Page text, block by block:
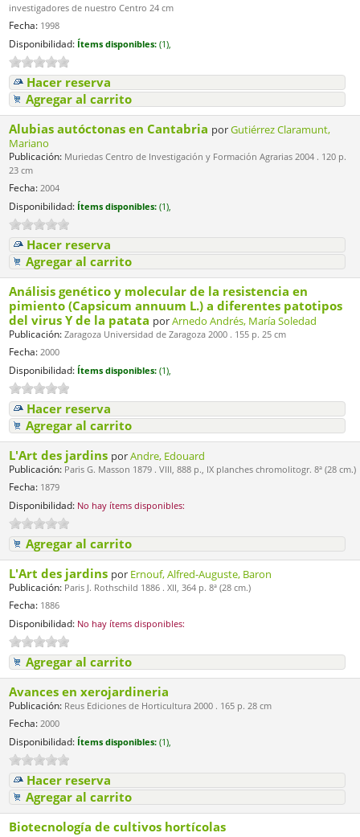
investigadores de nuestro Centro 24 cm
Fecha: 1998
Disponibilidad: Ítems disponibles: (1),
Hacer reserva
Agregar al carrito
Alubias autóctonas en Cantabria porGutiérrez Claramunt,
Mariano
Publicación: Muriedas Centro de Investigación y Formación Agrarias 2004 . 120 p.
23 cm
Fecha: 2004
Disponibilidad: Ítems disponibles: (1),
Hacer reserva
Agregar al carrito
Análisis genético y molecular de la resistencia en
pimiento (Capsicum annuum L.) a diferentes patotipos
del virus Y de la patata porArnedo Andrés, María Soledad
Publicación: Zaragoza Universidad de Zaragoza 2000 . 155 p. 25 cm
Fecha: 2000
Disponibilidad: Ítems disponibles: (1),
Hacer reserva
Agregar al carrito
L'Art des jardins porAndre, Edouard
Publicación: Paris G. Masson 1879 . VIII, 888 p., IX planches chromolitogr. 8ª (28 cm.)
Fecha: 1879
Disponibilidad: No hay ítems disponibles:
Agregar al carrito
L'Art des jardins por Ernouf, Alfred-Auguste, Baron
Publicación: Paris J. Rothschild 1886 . XII, 364 p. 8ª (28 cm.)
Fecha: 1886
Disponibilidad: No hay ítems disponibles:
Agregar al carrito
Avances en xerojardineria
Publicación: Reus Ediciones de Horticultura 2000 . 165 p. 28 cm
Fecha: 2000
Disponibilidad: Ítems disponibles: (1),
Hacer reserva
Agregar al carrito
Biotecnología de cultivos hortícolas